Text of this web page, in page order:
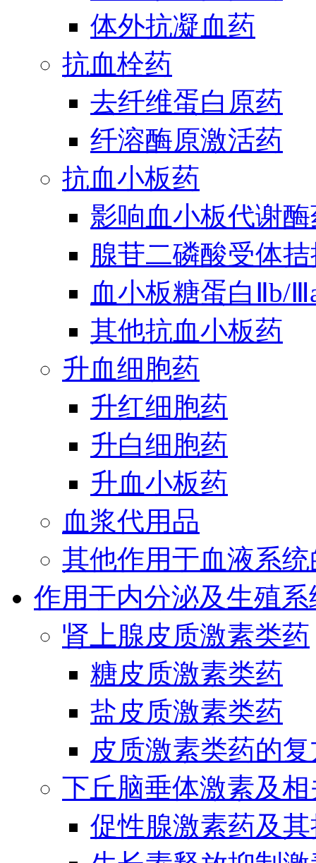
体外抗凝血药
抗血栓药
去纤维蛋白原药
纤溶酶原激活药
抗血小板药
影响血小板代谢
腺苷二磷酸受体
血小板糖蛋白Ⅱb/
其他抗血小板药
升血细胞药
升红细胞药
升白细胞药
升血小板药
血浆代用品
其他作用于血液系
作用于内分泌及生殖
肾上腺皮质激素类药
糖皮质激素类药
盐皮质激素类药
皮质激素类药的
下丘脑垂体激素及
促性腺激素药及